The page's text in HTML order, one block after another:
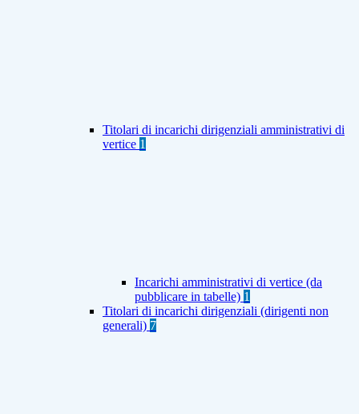
Titolari di incarichi dirigenziali amministrativi di
vertice 1
Incarichi amministrativi di vertice (da
pubblicare in tabelle) 1
Titolari di incarichi dirigenziali (dirigenti non
generali) 7